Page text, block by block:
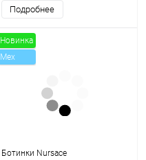
Подробнее
Новинка
Mex
Ботинки Nursace